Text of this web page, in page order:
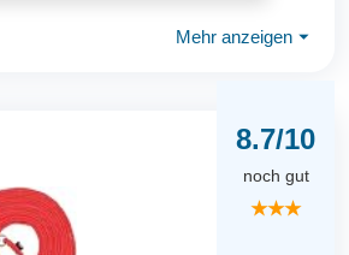
Mehr anzeigen ⏷
8.7/10
noch gut
★★★